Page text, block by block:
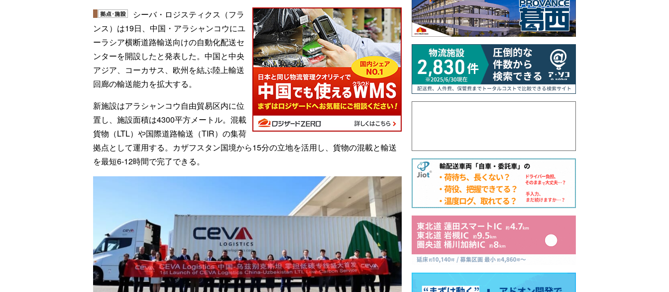
シーバ・ロジスティクス（フラ
ンス）は19日、中国・アラシャンコウにユ
ーラシア横断道路輸送向けの自動化配送セ
ンターを開設したと発表した。中国と中央
アジア、コーカサス、欧州を結ぶ陸上輸送
回廊の輸送能力を拡大する。
新施設はアラシャンコウ自由貿易区内に位
置し、施設面積は4300平方メートル。混載
貨物（LTL）や国際道路輸送（TIR）の集荷
拠点として運用する。カザフスタン国境から15分の立地を活用し、貨物の混載と輸送
を最短6-12時間で完了できる。